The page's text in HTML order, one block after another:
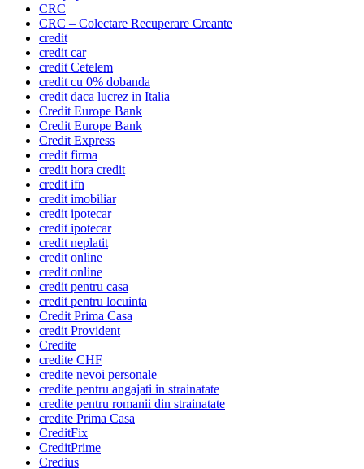
CRC
CRC – Colectare Recuperare Creante
credit
credit car
credit Cetelem
credit cu 0% dobanda
credit daca lucrez in Italia
Credit Europe Bank
Credit Europe Bank
Credit Express
credit firma
credit hora credit
credit ifn
credit imobiliar
credit ipotecar
credit ipotecar
credit neplatit
credit online
credit online
credit pentru casa
credit pentru locuinta
Credit Prima Casa
credit Provident
Credite
credite CHF
credite nevoi personale
credite pentru angajati in strainatate
credite pentru romanii din strainatate
credite Prima Casa
CreditFix
CreditPrime
Credius